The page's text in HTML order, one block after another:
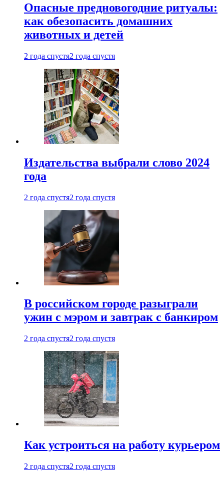
Опасные предновогодние ритуалы:
как обезопасить домашних
животных и детей
2 года спустя2 года спустя
Издательства выбрали слово 2024
года
2 года спустя2 года спустя
В российском городе разыграли
ужин с мэром и завтрак с банкиром
2 года спустя2 года спустя
Как устроиться на работу курьером
2 года спустя2 года спустя